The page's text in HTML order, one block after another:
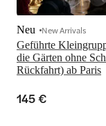
Geführte
die Gärten ohne
Rückfahrt) ab Paris
Neu New Arrivals
145 €